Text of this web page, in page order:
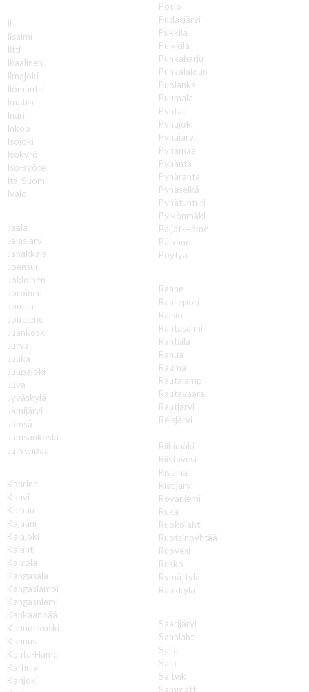
Ii
Iisalmi
Iitti
Ikaalinen
Ilmajoki
Ilomantsi
Imatra
Inari
Inkoo
Isojoki
Isokyrö
Iso-syöte
Itä-Suomi
Ivalo
Jaala
Jalasjärvi
Janakkala
Joensuu
Jokioinen
Joroinen
Joutsa
Joutseno
Juankoski
Jurva
Juuka
Juupajoki
Juva
Jyväskylä
Jämijärvi
Jämsä
Jämsänkoski
Järvenpää
Kaarina
Kaavi
Kainuu
Kajaani
Kalajoki
Kalanti
Kalvola
Kangasala
Kangaslampi
Kangasniemi
Kankaanpää
Kannonkoski
Kannus
Kanta-Häme
Karhula
Karijoki
Posio
Pudasjärvi
Pukkila
Pulkkila
Punkaharju
Punkalaidun
Puolanka
Puumala
Pyhtää
Pyhäjoki
Pyhäjärvi
Pyhämaa
Pyhäntä
Pyhäranta
Pyhäselkä
Pyhätunturi
Pylkönmäki
Päijät-Häme
Pälkäne
Pöytyä
Raahe
Raasepori
Raisio
Rantasalmi
Rantsila
Ranua
Rauma
Rautalampi
Rautavaara
Rautjärvi
Reisjärvi
Riihimäki
Riistavesi
Ristiina
Ristijärvi
Rovaniemi
Ruka
Ruokolahti
Ruotsinpyhtää
Ruovesi
Rusko
Rymättylä
Rääkkylä
Saarijärvi
Sahalahti
Salla
Salo
Saltvik
Sammatti